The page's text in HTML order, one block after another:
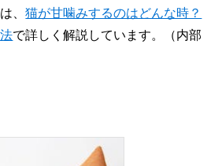
、猫が甘噛みするのはどんな時？
で詳しく解説しています。（内部